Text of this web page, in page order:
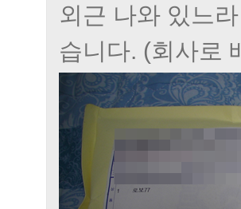
외근 나와 있느
습니다. (회사로